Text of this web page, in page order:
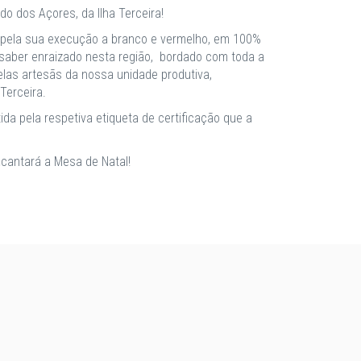
dos Açores, da Ilha Terceira!
sua execução a branco e vermelho, em 100%
enraizado nesta região, bordado com toda a
artesãs da nossa unidade produtiva,
pela respetiva etiqueta de certificação que a
a Mesa de Natal!